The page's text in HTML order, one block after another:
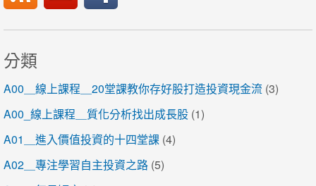
分類
A00＿線上課程＿20堂課教你存好股打造投資現金流 (3)
A00_線上課程＿質化分析找出成長股 (1)
A01＿進入價值投資的十四堂課 (4)
A02＿專注學習自主投資之路 (5)